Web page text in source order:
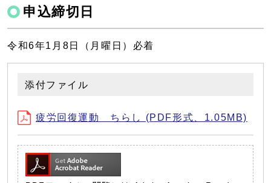
申込締切日
令和6年1月8日（月曜日）必着
添付ファイル
疲労回復運動 ちらし (PDF形式、1.05MB)